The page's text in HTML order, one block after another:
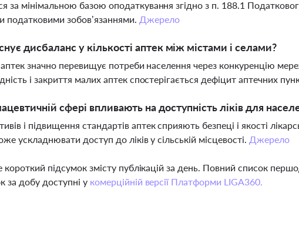
за мінімальною базою оподаткування згідно з п. 188.1
податковими зобов’язаннями. Джерело
дисбаланс у кількості аптек між містами і селами?
аптек значно перевищує потреби населення через конкуренцію
і закриття малих аптек спостерігається дефіцит аптечних
сфері впливають на доступність ліків для
і підвищення стандартів аптек сприяють безпеці і якості
ускладнювати доступ до ліків у сільській місцевості. Джерело
підсумок змісту публікацій за день. Повний список
за добу доступні у комерційній версії Платформи LIGA360.